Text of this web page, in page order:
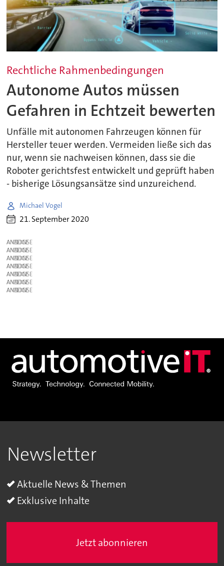
Rechtliche Rahmenbedingungen
Autonome Autos müssen
Gefahren in Echtzeit bewerten
Unfälle mit autonomen Fahrzeugen können für
Hersteller teuer werden. Vermeiden ließe sich das
nur, wenn sie nachweisen können, dass sie die
Roboter gerichtsfest entwickelt und geprüft haben
- bisherige Lösungsansätze sind unzureichend.
Michael Vogel
21. September 2020
ANZEIGE
ANZEIGE
ANZEIGE
ANZEIGE
ANZEIGE
ANZEIGE
ANZEIGE
Newsletter
Aktuelle News & Themen
Exklusive Inhalte
Jetzt abonnieren